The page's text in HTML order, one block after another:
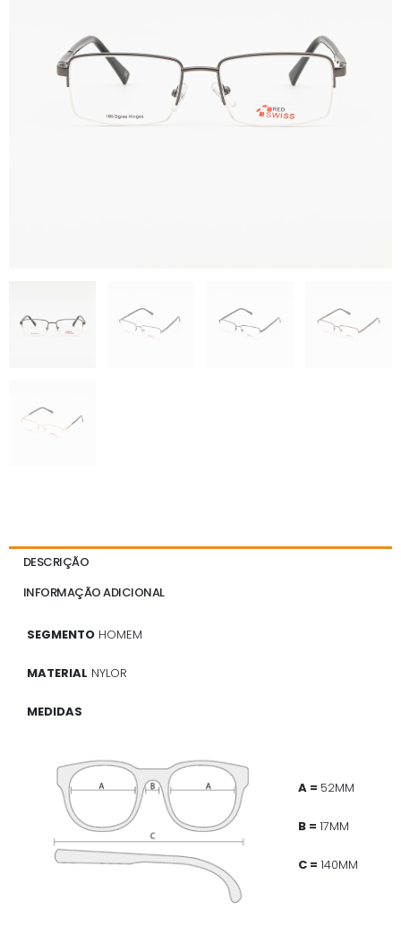
DESCRIÇÃO
INFORMAÇÃO ADICIONAL
SEGMENTO HOMEM
MATERIAL NYLOR
MEDIDAS
A = 52MM
B = 17MM
C = 140MM